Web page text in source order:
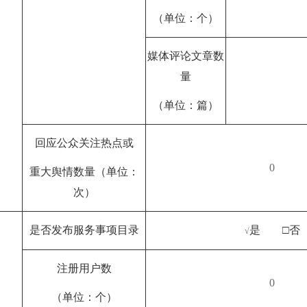
（单位：个）
媒体评论文章数
量
（单位：篇）
回应公众关注热点或
重大舆情数量（单位：
次）
0
是否发布服务事项目录 √是 □否
注册用户数
（单位：个）
0